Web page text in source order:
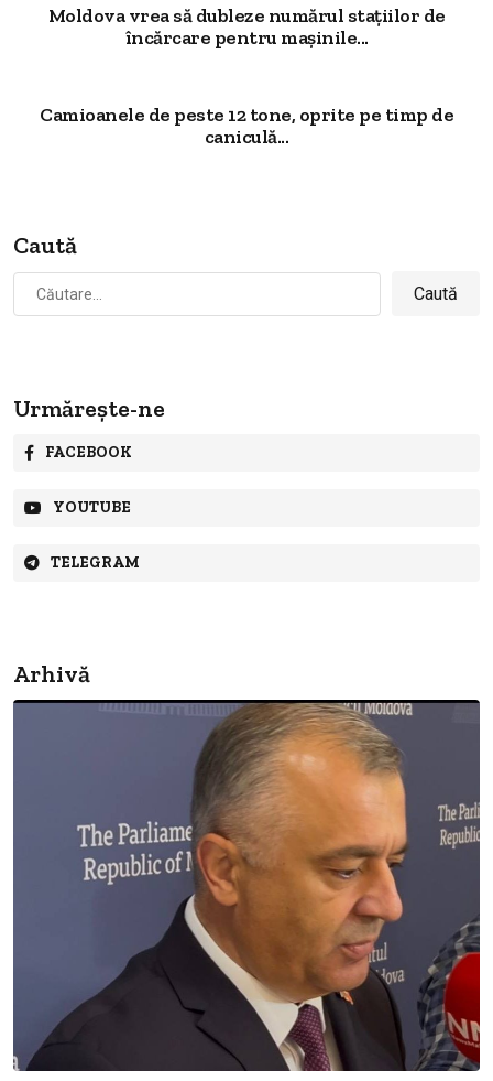
Moldova vrea să dubleze numărul stațiilor de
încărcare pentru mașinile...
Camioanele de peste 12 tone, oprite pe timp de
caniculă...
Caută
Caută
după:
Urmărește-ne
FACEBOOK
YOUTUBE
TELEGRAM
Arhivă